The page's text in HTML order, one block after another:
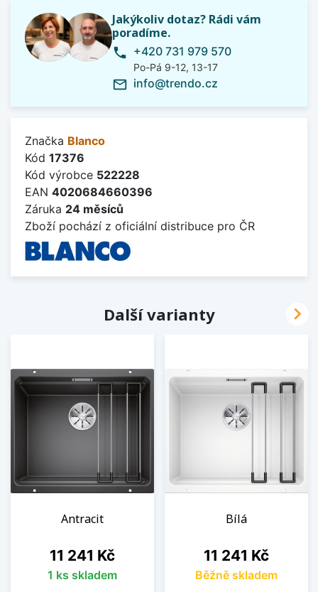
Jakýkoliv dotaz? Rádi vám
poradíme.
phone +420 731 979 570
Po-Pá 9-12, 13-17
mail_outline info@trendo.cz
Značka Blanco
Kód 17376
Kód výrobce 522228
EAN 4020684660396
Záruka 24 měsíců
Zboží pochází z oficiální distribuce pro ČR
Další varianty
Antracit
Cena
11 241 Kč
1 ks skladem
Bílá
Cena
11 241 Kč
Běžně skladem
